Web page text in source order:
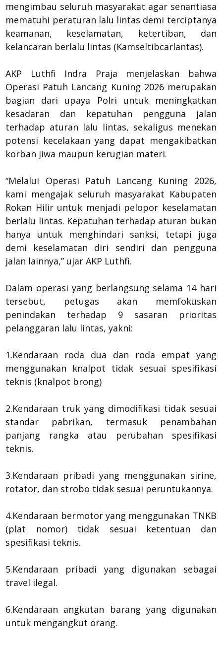
mengimbau seluruh masyarakat agar senantiasa
mematuhi peraturan lalu lintas demi terciptanya
keamanan, keselamatan, ketertiban, dan
kelancaran berlalu lintas (Kamseltibcarlantas).
AKP Luthfi Indra Praja menjelaskan bahwa
Operasi Patuh Lancang Kuning 2026 merupakan
bagian dari upaya Polri untuk meningkatkan
kesadaran dan kepatuhan pengguna jalan
terhadap aturan lalu lintas, sekaligus menekan
potensi kecelakaan yang dapat mengakibatkan
korban jiwa maupun kerugian materi.
“Melalui Operasi Patuh Lancang Kuning 2026,
kami mengajak seluruh masyarakat Kabupaten
Rokan Hilir untuk menjadi pelopor keselamatan
berlalu lintas. Kepatuhan terhadap aturan bukan
hanya untuk menghindari sanksi, tetapi juga
demi keselamatan diri sendiri dan pengguna
jalan lainnya,” ujar AKP Luthfi.
Dalam operasi yang berlangsung selama 14 hari
tersebut, petugas akan memfokuskan
penindakan terhadap 9 sasaran prioritas
pelanggaran lalu lintas, yakni:
1.Kendaraan roda dua dan roda empat yang
menggunakan knalpot tidak sesuai spesifikasi
teknis (knalpot brong)
2.Kendaraan truk yang dimodifikasi tidak sesuai
standar pabrikan, termasuk penambahan
panjang rangka atau perubahan spesifikasi
teknis.
3.Kendaraan pribadi yang menggunakan sirine,
rotator, dan strobo tidak sesuai peruntukannya.
4.Kendaraan bermotor yang menggunakan TNKB
(plat nomor) tidak sesuai ketentuan dan
spesifikasi teknis.
5.Kendaraan pribadi yang digunakan sebagai
travel ilegal.
6.Kendaraan angkutan barang yang digunakan
untuk mengangkut orang.